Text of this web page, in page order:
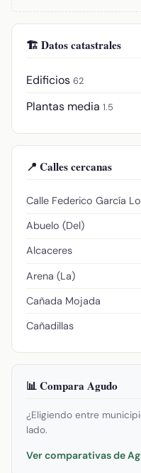
🏗️ Datos catastrales
Edificios 62
Plantas media 1.5
📍 Calles cercanas
Calle Federico García
Abuelo (Del)
Alcaceres
Arena (La)
Cañada Mojada
Cañadillas
📊 Compara Agudo
¿Eligiendo entre
lado.
Ver comparativas de